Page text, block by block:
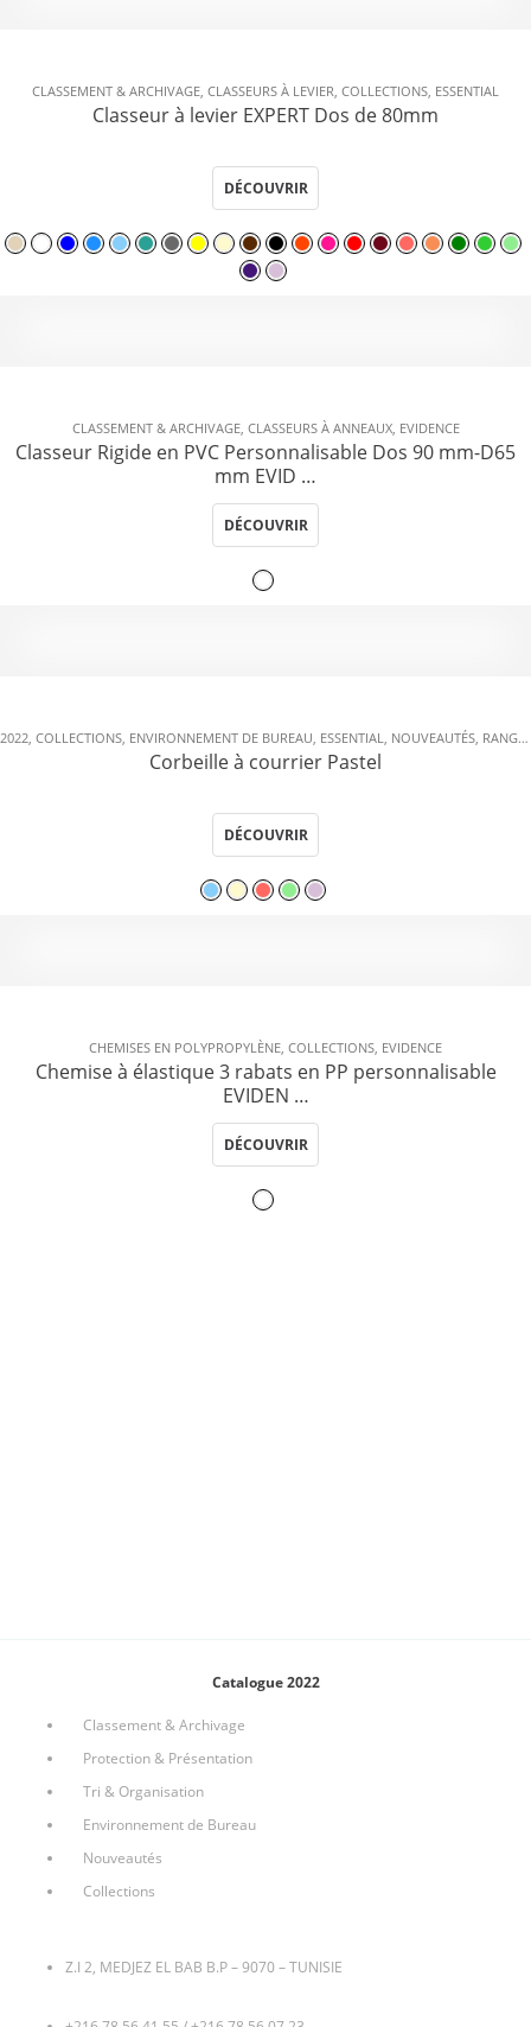
CLASSEMENT & ARCHIVAGE, CLASSEURS À LEVIER, COLLECTIONS, ESSENTIAL
Classeur à levier EXPERT Dos de 80mm
DÉCOUVRIR
CLASSEMENT & ARCHIVAGE, CLASSEURS À ANNEAUX, EVIDENCE
Classeur Rigide en PVC Personnalisable Dos 90 mm-D65
mm EVID …
DÉCOUVRIR
2022, COLLECTIONS, ENVIRONNEMENT DE BUREAU, ESSENTIAL, NOUVEAUTÉS, RANGEMENT
Corbeille à courrier Pastel
DÉCOUVRIR
CHEMISES EN POLYPROPYLÈNE, COLLECTIONS, EVIDENCE
Chemise à élastique 3 rabats en PP personnalisable
EVIDEN …
DÉCOUVRIR
Catalogue 2022
Classement & Archivage
Protection & Présentation
Tri & Organisation
Environnement de Bureau
Nouveautés
Collections
Z.I 2, MEDJEZ EL BAB B.P – 9070 – TUNISIE